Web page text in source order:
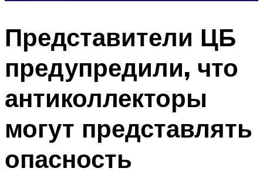
Представители ЦБ
предупредили, что
антиколлекторы
могут представлять
опасность